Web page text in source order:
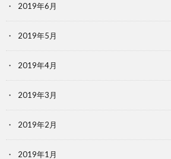
2019年6月
2019年5月
2019年4月
2019年3月
2019年2月
2019年1月